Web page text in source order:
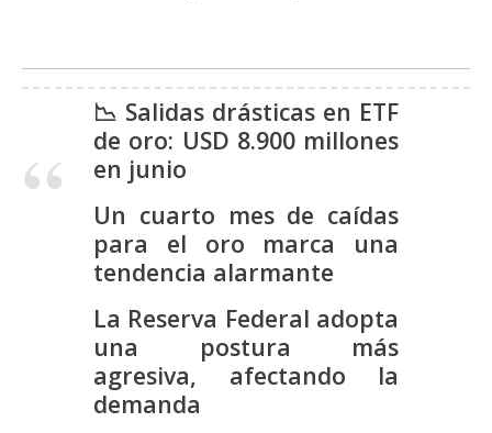
s
i
📉 Salidas drásticas en ETF
de oro: USD 8.900 millones
en junio
Un cuarto mes de caídas
para el oro marca una
tendencia alarmante
La Reserva Federal adopta
una postura más
agresiva, afectando la
demanda